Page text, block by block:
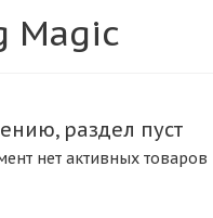
Magic
раздел пуст
нет активных товаров